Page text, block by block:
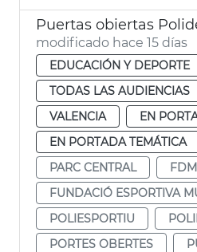
modificado hace 15 días
EDUCACIÓN Y DEPORTE
TODAS LAS AUDIENCIAS
VALENCIA
EN
EN PORTADA TEMÁTICA
PARC CENTRAL
FDM
FUNDACIÓ ESPORTIVA
POLIESPORTIU
PORTES OBERTES